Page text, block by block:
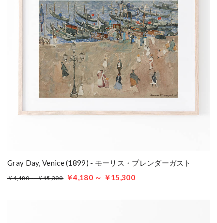
Gray Day, Venice (1899) - モーリス・プレンダーガスト
￥4,180 ～ ￥15,300 ￥4,180 ～ ￥15,300